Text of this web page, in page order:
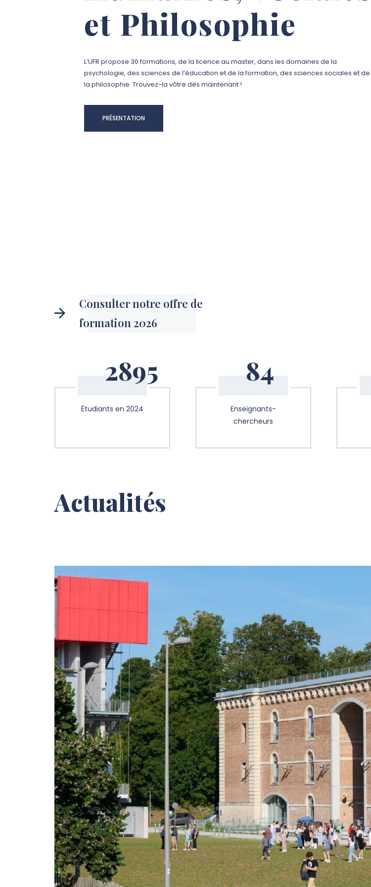
et Philosophie
L’UFR propose 30 formations, de la licence au master, dans les domaines de la
psychologie, des sciences de l’éducation et de la formation, des sciences sociales et de
la philosophie. Trouvez-la vôtre dès maintenant !
PRÉSENTATION
Consulter notre offre de
formation 2026
2895
Étudiants en 2024
84
Enseignants-
chercheurs
Actualités